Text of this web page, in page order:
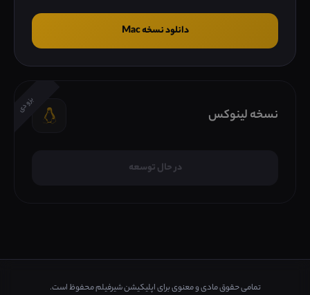
دانلود نسخه Mac
بزودی
نسخه لینوکس
در حال توسعه
تمامی حقوق مادی و معنوی برای اپلیکیشن شیرفیلم محفوظ است.